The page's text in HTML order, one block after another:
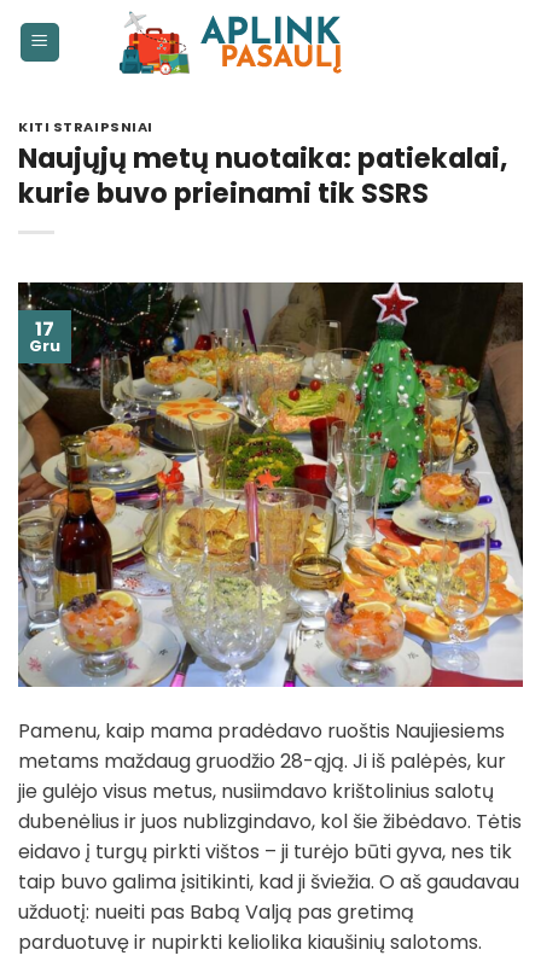
KITI STRAIPSNIAI
Naujųjų metų nuotaika: patiekalai,
kurie buvo prieinami tik SSRS
17
Gru
Pamenu, kaip mama pradėdavo ruoštis Naujiesiems
metams maždaug gruodžio 28-ąją. Ji iš palėpės, kur
jie gulėjo visus metus, nusiimdavo krištolinius salotų
dubenėlius ir juos nublizgindavo, kol šie žibėdavo. Tėtis
eidavo į turgų pirkti vištos – ji turėjo būti gyva, nes tik
taip buvo galima įsitikinti, kad ji šviežia. O aš gaudavau
užduotį: nueiti pas Babą Valją pas gretimą
parduotuvę ir nupirkti keliolika kiaušinių salotoms.